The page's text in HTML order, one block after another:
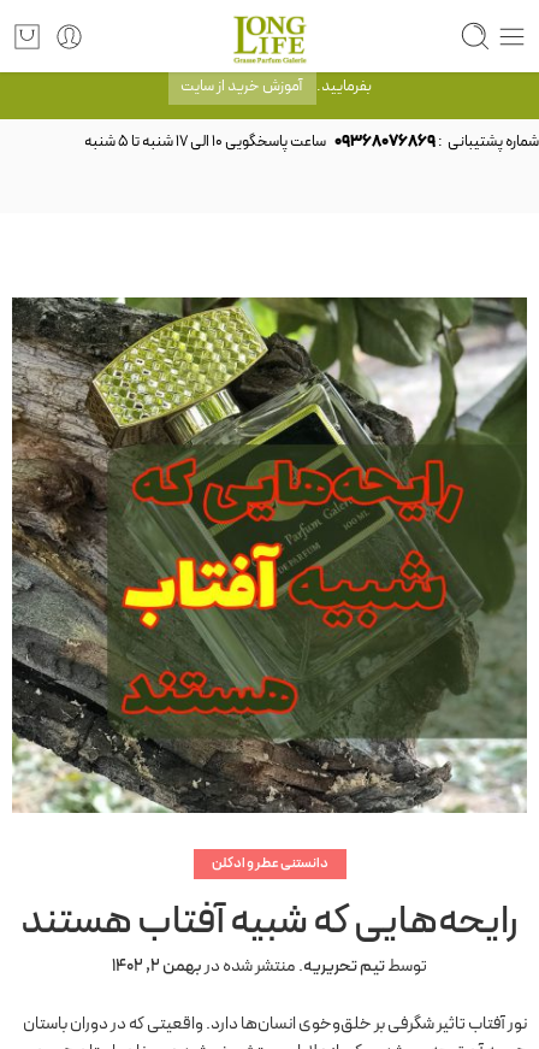
توجه! برند لانگ لایف رایحه های معروف را با شیشه و بسته بندی خود شرکت لانگ لایف
عرضه می کند.که با انتخاب حجم هر ادکلنی می توانید شیشه و بسته بندی را ملاحظه
بفرمایید. آموزش خرید از سایت
شماره پشتیبانی :09368076869
دانستنی عطر و ادکلن
رایحه‌هایی که شبیه آفتاب هستند
توسطتیم تحریریه.منتشر شده دربهمن 2, 1402
نور آفتاب تاثیر شگرفی بر خلق‌وخوی انسان‌ها دارد. واقعیتی که در دوران باستان